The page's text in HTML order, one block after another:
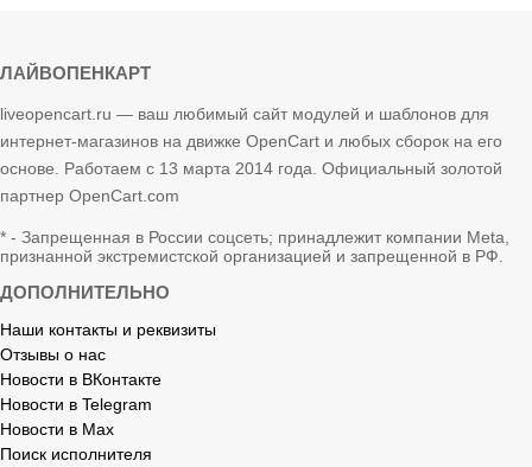
ЛАЙВОПЕНКАРТ
liveopencart.ru — ваш любимый сайт модулей и шаблонов для
интернет-магазинов на движке OpenCart и любых сборок на его
основе. Работаем с 13 марта 2014 года. Официальный золотой
партнер OpenCart.com
* - Запрещенная в России соцсеть; принадлежит компании Meta,
признанной экстремистской организацией и запрещенной в РФ.
ДОПОЛНИТЕЛЬНО
Наши контакты и реквизиты
Отзывы о нас
Новости в ВКонтакте
Новости в Telegram
Новости в Max
Поиск исполнителя